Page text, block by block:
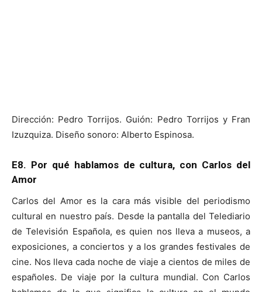
Dirección: Pedro Torrijos. Guión: Pedro Torrijos y Fran
Izuzquiza. Diseño sonoro: Alberto Espinosa.
E8. Por qué hablamos de cultura, con Carlos del
Amor
Carlos del Amor es la cara más visible del periodismo
cultural en nuestro país. Desde la pantalla del Telediario
de Televisión Española, es quien nos lleva a museos, a
exposiciones, a conciertos y a los grandes festivales de
cine. Nos lleva cada noche de viaje a cientos de miles de
españoles. De viaje por la cultura mundial. Con Carlos